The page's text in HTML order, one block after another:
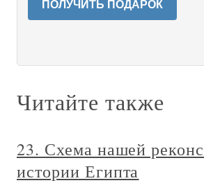
ПОЛУЧИТЬ ПОДАРОК
Читайте также
23. Схема нашей
истории Египта